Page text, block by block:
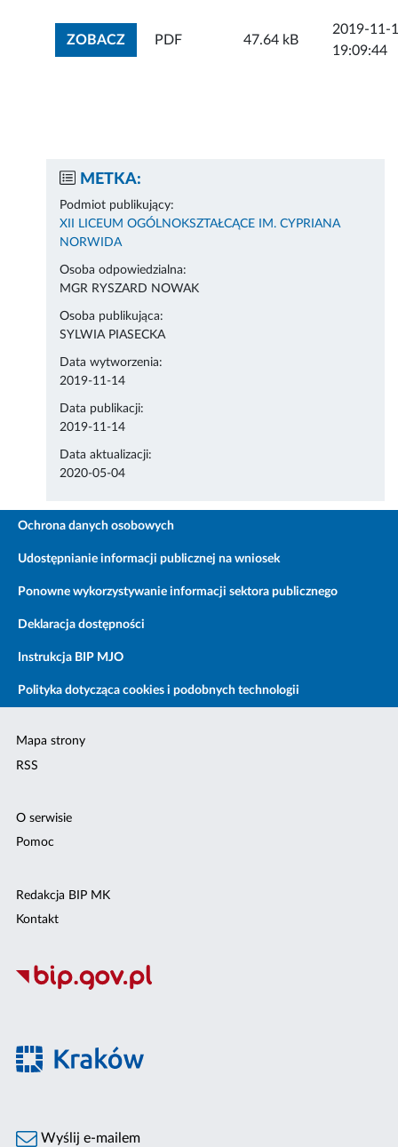
ZOBACZZOBACZ ZAŁĄCZNIK
PDF 47.64 kB
2019-11-
19:09:44
METKA:
Podmiot publikujący:
XII LICEUM OGÓLNOKSZTAŁCĄCE IM. CYPRIANA
NORWIDA
Osoba odpowiedzialna:
MGR RYSZARD NOWAK
Osoba publikująca:
SYLWIA PIASECKA
Data wytworzenia:
2019-11-14
Data publikacji:
2019-11-14
Data aktualizacji:
2020-05-04
Ochrona danych osobowych
Udostępnianie informacji publicznej na wniosek
Ponowne wykorzystywanie informacji sektora publicznego
Deklaracja dostępności
Instrukcja BIP MJO
Polityka dotycząca cookies i podobnych technologii
Mapa strony
RSS
O serwisie
Pomoc
Redakcja BIP MK
Kontakt
Wyślij e-mailem